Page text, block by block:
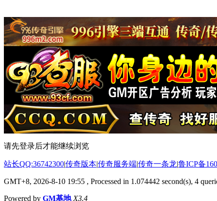
请先登录后才能继续浏览
站长QQ:36742300|传奇版本|传奇服务端|传奇一条龙|鲁ICP备
GMT+8, 2026-8-10 19:55 , Processed in 1.074442 second(s), 4
Powered by GM基地 X3.4